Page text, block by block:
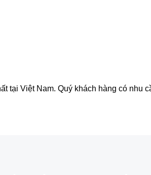
tại Việt Nam. Quý khách hàng có nhu